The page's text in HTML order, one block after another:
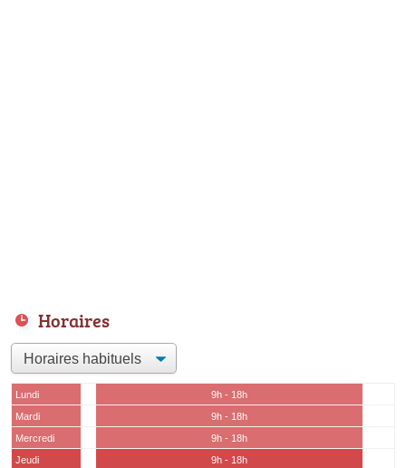
Horaires
Lundi
9h - 18h
Mardi
9h - 18h
Mercredi
9h - 18h
Jeudi
9h - 18h